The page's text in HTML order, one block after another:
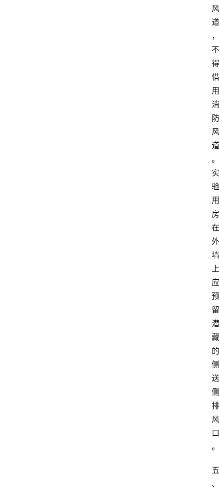
风
道
，
不
得
借
用
消
防
风
道
。
实
验
用
房
在
外
墙
上
应
预
留
潜
藏
的
侧
送
侧
排
风
口
。
五